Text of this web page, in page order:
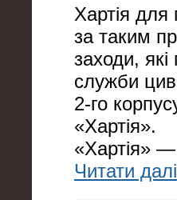
Хартія
за таким
заходи,
служби
2-го
«Хартія».
«Хартія»
Читати